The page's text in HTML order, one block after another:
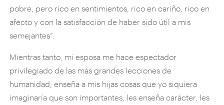
pobre, pero rico en sentimientos, rico en cariño, rico en
afecto y con la satisfacción de haber sido útil a mis
semejantes”.
Mientras tanto, mi esposa me hace espectador
privilegiado de las más grandes lecciones de
humanidad, enseña a mis hijas cosas que yo siquiera
imaginaría que son importantes, les enseña carácter, les